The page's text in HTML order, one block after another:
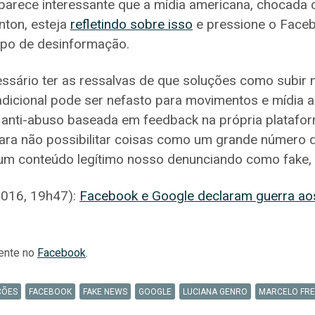
interessante que a mídia americana, chocada
esteja refletindo sobre isso e pressione o
de desinformação.
ter as ressalvas de que soluções como subir
pode ser nefasto para movimentos e mídia
abuso baseada em feedback na própria
não possibilitar coisas como um grande número
conteúdo legítimo nosso denunciando como
19h47): Facebook e Google declaram guerra
no Facebook.
FACEBOOK FAKE NEWS GOOGLE LUCIANA GENRO MARCELO